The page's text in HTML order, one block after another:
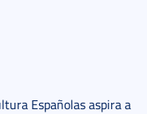
Españolas aspira a